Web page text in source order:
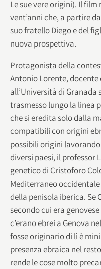
Le sue vere origini). Il
vent’anni che, a partire
suo fratello Diego e del
nuova prospettiva.
Protagonista della
Antonio Lorente, docente
all’Università di Granada
trasmesso lungo la linea
che si eredita solo dalla
compatibili con origini
possibili origini
diversi paesi, il
genetico di Cristoforo
Mediterraneo
della penisola iberica. Se
secondo cui era
c’erano ebrei a Genova
fosse originario di lì è
presenza ebraica nel
rende le cose molto